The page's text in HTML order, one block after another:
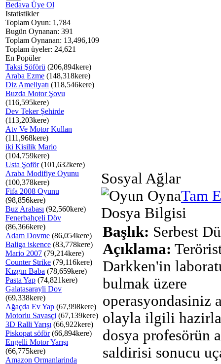
Bedava Üye Ol
Istatistikler
Toplam Oyun: 1,784
Bugün Oynanan: 391
Toplam Oynanan: 13,496,109
Toplam üyeler: 24,621
En Popüler
Taksi Şöförü (206,894kere)
Araba Ezme (148,318kere)
Diz Ameliyatı (118,546kere)
Buzda Motor Şovu
(116,595kere)
Dev Teker Şehirde
(113,203kere)
Atv Ve Motor Kullan
(111,968kere)
iki Kisilik Mario
(104,759kere)
Usta Şoför(101,632kere)
Araba Modifiye Oyunu
(100,378kere)
Fifa 2008 Oyunu
(98,856kere)
Buz Arabası (92,560kere)
Fenerbahçeli Döv
(86,366kere)
Adam Dovme (86,054kere)
Baliga iskence (83,778kere)
Mario 2007 (79,214kere)
Counter Strike (79,116kere)
Kızgın Baba (78,659kere)
Pasta Yap (74,821kere)
Galatasarayli Dov
(69,338kere)
Ağaçda Ev Yap (67,998kere)
Motorlu Savasçi (67,139kere)
3D Ralli Yarışı (66,922kere)
Piskopat söför(66,894kere)
Engelli Motor Yarışı
(66,775kere)
Amazon Ormanlarinda
Sosyal Ağlar
Tam
Dosya Bilgisi
Başlık: Serbest
Açıklama:
Darkken'in
bulmak üzere
operasyondasiniz
olayla ilgili
dosya profesörün
saldirisi sonucu